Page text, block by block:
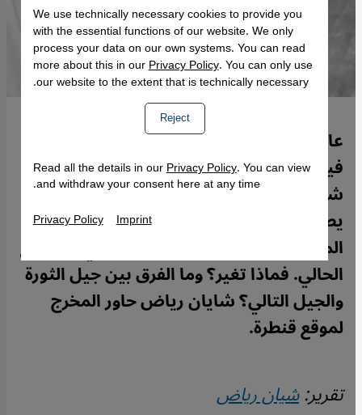
عام 1978 في إيران أُحرِقَت سينما فتُوفِيَ
فيها 470 شخصا في حادثة يُقال إنها إحدى
شرارات الثورة على الشاه. وبعد 40 عاما منها
يصور فيلمٌ المشهدَ ذاته ولكن في إيران
المعاصرة حيث تطارد أشباح الماضي المجتمع
الحالي. فماذا تغير؟ وما الفرق بين جيل الثورة
والجيل التالي؟ شايان رياض حاور المخرج
لموقع قنطرة.
تقرير:شيان رياض
We use technically necessary cookies to provide you
with the essential functions of our website. We only
process your data on our own systems. You can read
more about this in ourPrivacy Policy. You can only use
our website to the extent that is technically necessary.
Reject
Read all the details in ourPrivacy Policy. You can view
and withdraw your consent here at any time.
Privacy Policy Imprint